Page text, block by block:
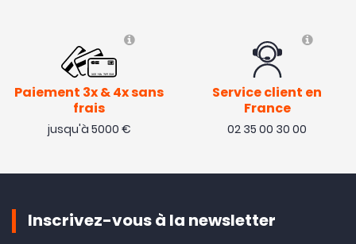
Paiement 3x & 4x sans
frais
jusqu'à 5000 €
Service client en
France
02 35 00 30 00
Inscrivez-vous à la newsletter